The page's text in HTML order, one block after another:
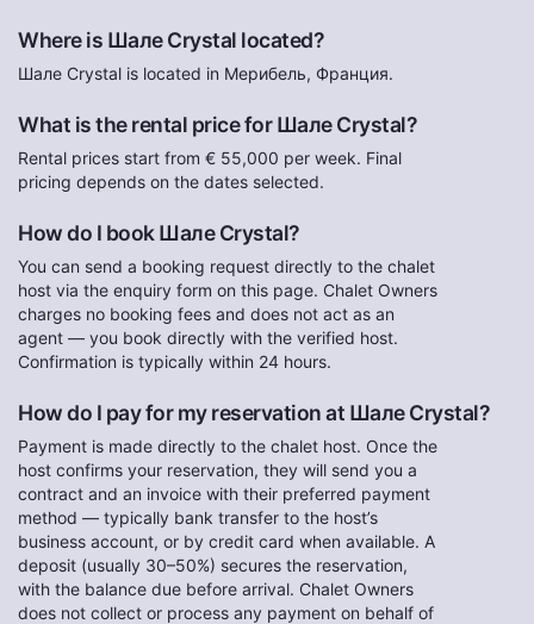
Where is Шале Crystal located?
Шале Crystal is located in Мерибель, Франция.
What is the rental price for Шале Crystal?
Rental prices start from € 55,000 per week. Final
pricing depends on the dates selected.
How do I book Шале Crystal?
You can send a booking request directly to the chalet
host via the enquiry form on this page. Chalet Owners
charges no booking fees and does not act as an
agent — you book directly with the verified host.
Confirmation is typically within 24 hours.
How do I pay for my reservation at Шале Crystal?
Payment is made directly to the chalet host. Once the
host confirms your reservation, they will send you a
contract and an invoice with their preferred payment
method — typically bank transfer to the host’s
business account, or by credit card when available. A
deposit (usually 30–50%) secures the reservation,
with the balance due before arrival. Chalet Owners
does not collect or process any payment on behalf of